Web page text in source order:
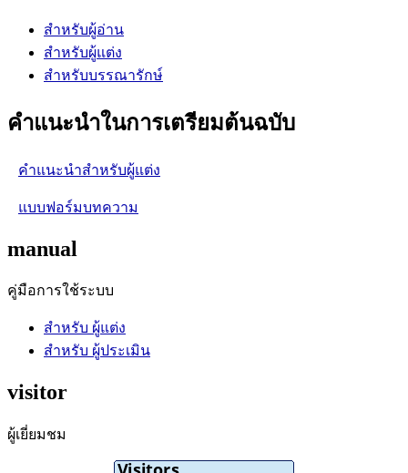
สำหรับผู้อ่าน
สำหรับผู้แต่ง
สำหรับบรรณารักษ์
คำแนะนำในการเตรียมต้นฉบับ
คำแนะนำสำหรับผู้แต่ง
แบบฟอร์มบทความ
manual
คู่มือการใช้ระบบ
สำหรับ ผู้แต่ง
สำหรับ ผู้ประเมิน
visitor
ผู้เยี่ยมชม